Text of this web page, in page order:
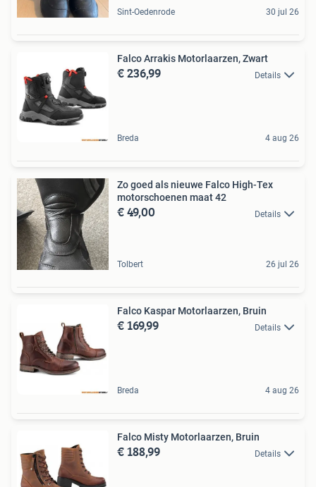
Sint-Oedenrode 30 jul 26
Falco Arrakis Motorlaarzen, Zwart
€ 236,99 Details
Breda 4 aug 26
Zo goed als nieuwe Falco High-Tex
motorschoenen maat 42
€ 49,00 Details
Tolbert 26 jul 26
Falco Kaspar Motorlaarzen, Bruin
€ 169,99 Details
Breda 4 aug 26
Falco Misty Motorlaarzen, Bruin
€ 188,99 Details